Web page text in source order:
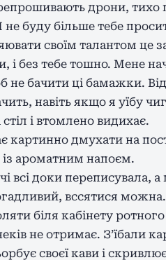
дрони, тихо
не буду більше тебе
своїм талантом це
і без тебе тошно. Мене
не бачити ці бамажки.
навіть якщо я уїбу
стіл і втомлено видихає.
картинно дмухати на
із ароматним напоєм.
всі доки переписувала,
вссятися
біля кабінету
не отримає. Зʼїбали
своєї кави і